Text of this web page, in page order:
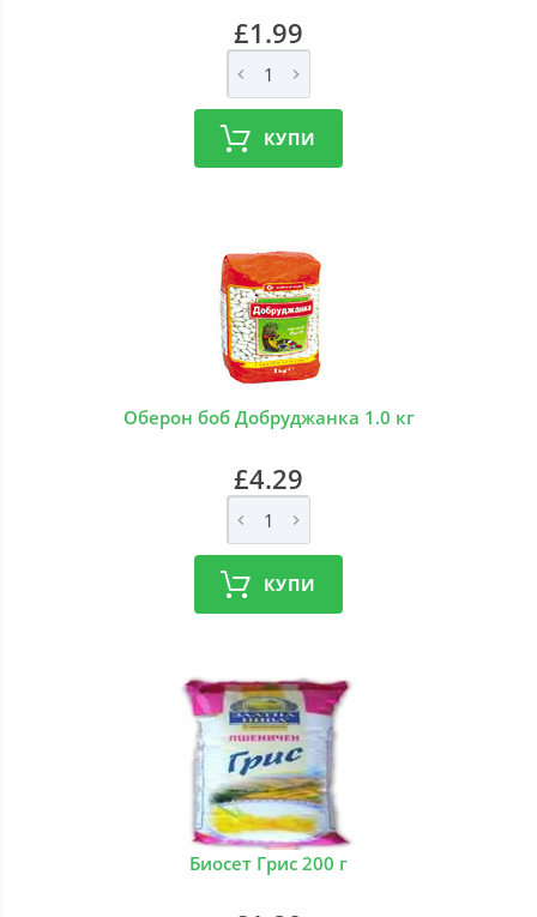
£1.99
КУПИ
Оберон боб Добруджанка 1.0 кг
£4.29
КУПИ
Биосет Грис 200 г